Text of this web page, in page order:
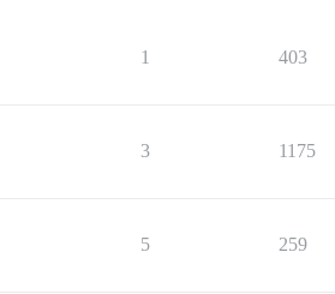
1 403
3 1175
5 259